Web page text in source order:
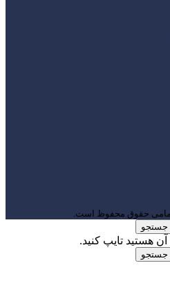
حقوق محفوظ است.
جستجو
هستید تایپ کنید.
جستجو